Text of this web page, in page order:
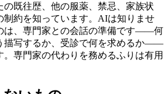
の既往歴、他の服薬、禁忌、家族状
制約を知っています。AIは知りませ
は、専門家との会話の準備です——何
描写するか、受診で何を求めるか——
。専門家の代わりを務めるふりは有用